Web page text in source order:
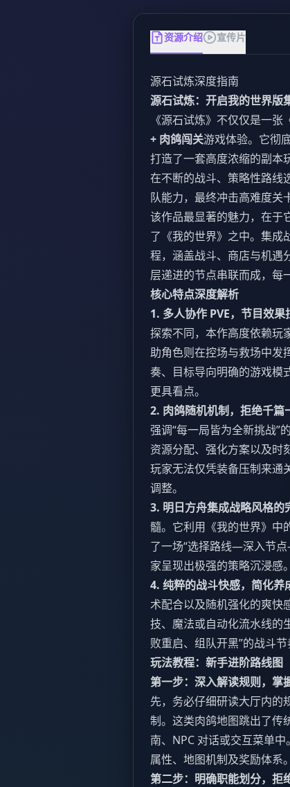
资源介绍 宣传片
源石试炼深度指南
源石试炼：开启我的世界版
《源石试炼》不仅仅是一
+ 肉鸽闯关游戏体验。它彻
打造了一套高度浓缩的副本
在不断的战斗、策略性路线
队能力，最终冲击高难度关
该作品最显著的魅力，在于
了《我的世界》之中。集
程，涵盖战斗、商店与机
层递进的节点串联而成，每
核心特点深度解析
1. 多人协作 PVE，节目效果
探索不同，本作高度依赖玩
助角色则在控场与救场中发
奏、目标导向明确的游戏模
更具看点。
2. 肉鸽随机机制，拒绝千篇
强调“每一局皆为全新挑战”
资源分配、强化方案以及时
玩家无法仅凭装备压制来通
调整。
3. 明日方舟集成战略风格的
髓。它利用《我的世界》中
了一场“选择路线—深入节
家呈现出极强的策略沉浸感。
4. 纯粹的战斗快感，简化养
术配合以及随机强化的爽快
技、魔法或自动化流水线的
败重启、组队开黑”的战斗节
玩法教程：新手进阶路线图
第一步：深入解读规则，掌
先，务必仔细研读大厅内的
制。这类肉鸽地图跳出了传
南、NPC 对话或交互菜单
属性、地图机制及奖励体系。
第二步：明确职能划分，拒